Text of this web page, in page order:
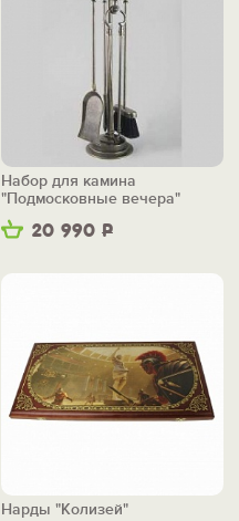
20 990 Р
Набор для камина
"Подмосковные вечера"
Нарды "Колизей"